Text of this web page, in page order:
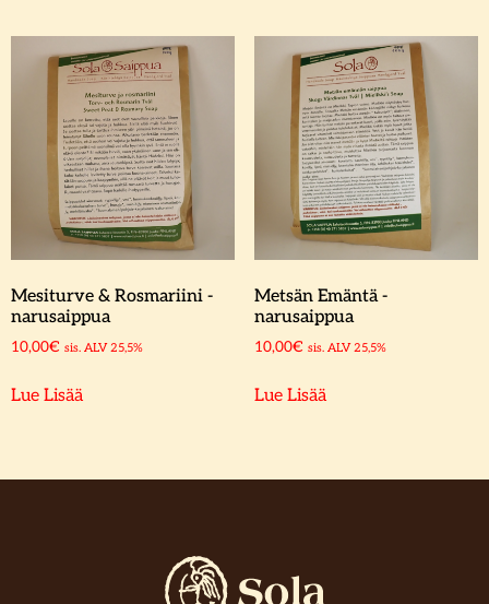
Mesiturve & Rosmariini -
narusaippua
10,00€ sis. ALV 25,5%
Lue Lisää
Metsän Emäntä -
narusaippua
10,00€ sis. ALV 25,5%
Lue Lisää